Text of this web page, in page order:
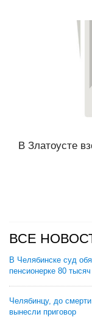
В Златоусте
ВСЕ
В Челябинске суд
пенсионерке 80
Челябинцу, до
вынесли приговор